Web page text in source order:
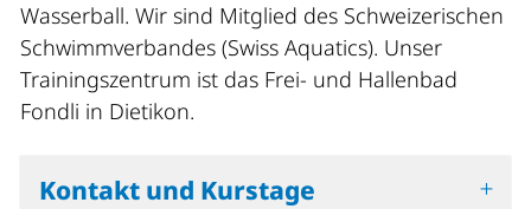
Wasserball. Wir sind Mitglied des Schweizerischen
Schwimmverbandes (Swiss Aquatics). Unser
Trainingszentrum ist das Frei- und Hallenbad
Fondli in Dietikon.
Kontakt und Kurstage